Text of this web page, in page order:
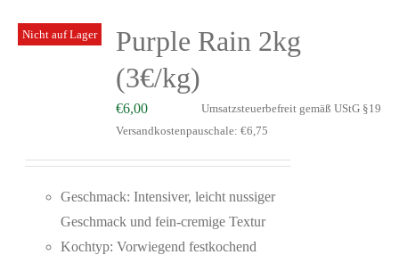
Nicht auf Lager
Purple Rain 2kg
(3€/kg)
€6,00
Umsatzsteuerbefreit gemäß UStG §19
Versandkostenpauschale: €6,75
Geschmack: Intensiver, leicht nussiger
Geschmack und fein-cremige Textur
Kochtyp: Vorwiegend festkochend